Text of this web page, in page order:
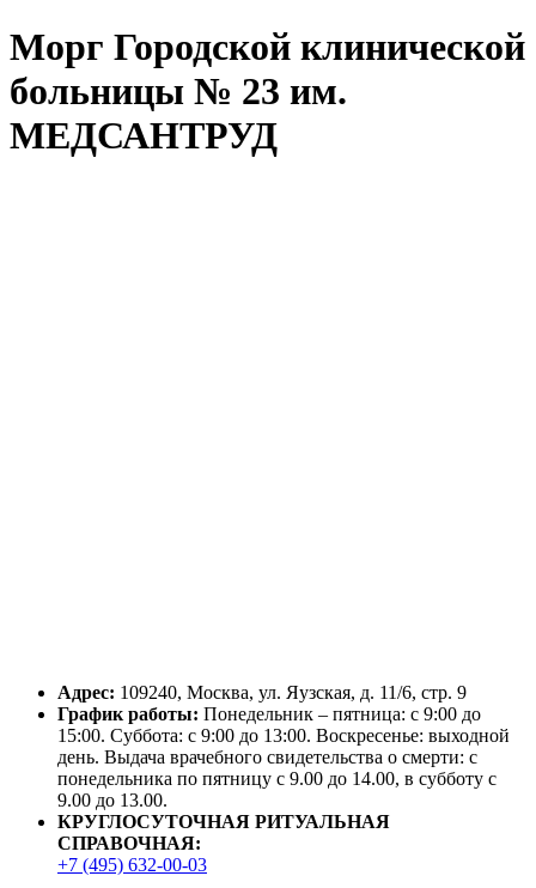
Морг Городской клинической
больницы № 23 им.
МЕДСАНТРУД
Адрес: 109240, Москва, ул. Яузская, д. 11/6, стр. 9
График работы: Понедельник – пятница: с 9:00 до
15:00. Суббота: с 9:00 до 13:00. Воскресенье: выходной
день. Выдача врачебного свидетельства о смерти: с
понедельника по пятницу с 9.00 до 14.00, в субботу с
9.00 до 13.00.
КРУГЛОСУТОЧНАЯ РИТУАЛЬНАЯ
СПРАВОЧНАЯ:
+7 (495) 632-00-03